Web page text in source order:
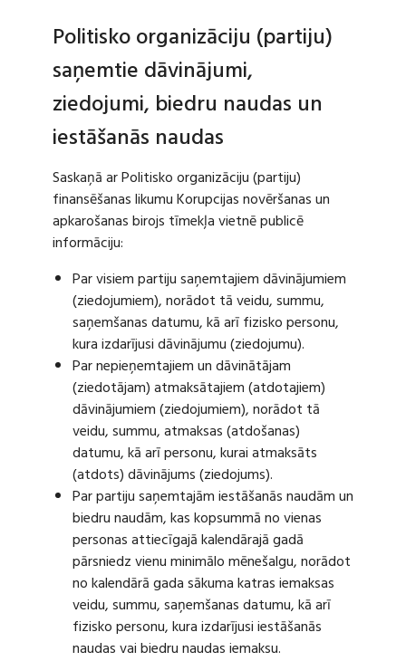
Politisko organizāciju (partiju)
saņemtie dāvinājumi,
ziedojumi, biedru naudas un
iestāšanās naudas
Saskaņā ar Politisko organizāciju (partiju)
finansēšanas likumu Korupcijas novēršanas un
apkarošanas birojs tīmekļa vietnē publicē
informāciju:
Par visiem partiju saņemtajiem dāvinājumiem
(ziedojumiem), norādot tā veidu, summu,
saņemšanas datumu, kā arī fizisko personu,
kura izdarījusi dāvinājumu (ziedojumu).
Par nepieņemtajiem un dāvinātājam
(ziedotājam) atmaksātajiem (atdotajiem)
dāvinājumiem (ziedojumiem), norādot tā
veidu, summu, atmaksas (atdošanas)
datumu, kā arī personu, kurai atmaksāts
(atdots) dāvinājums (ziedojums).
Par partiju saņemtajām iestāšanās naudām un
biedru naudām, kas kopsummā no vienas
personas attiecīgajā kalendārajā gadā
pārsniedz vienu minimālo mēnešalgu, norādot
no kalendārā gada sākuma katras iemaksas
veidu, summu, saņemšanas datumu, kā arī
fizisko personu, kura izdarījusi iestāšanās
naudas vai biedru naudas iemaksu.